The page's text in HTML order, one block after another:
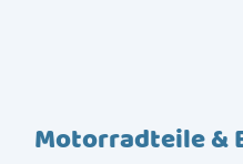
Motorradteile &